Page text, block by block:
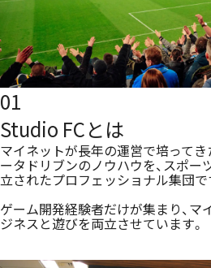
01
Studio FCとは
マイネットが長年の運営で培って
ータドリブンのノウハウを、スポー
立されたプロフェッショナル集団で
ゲーム開発経験者だけが集まり、
ジネスと遊びを両立させています。